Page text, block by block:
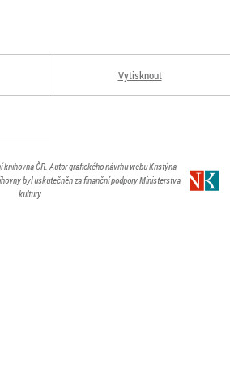
Vytisknout
knihovna ČR. Autor grafického návrhu webu Kristýna
byl uskutečněn za finanční podpory Ministerstva
kultury